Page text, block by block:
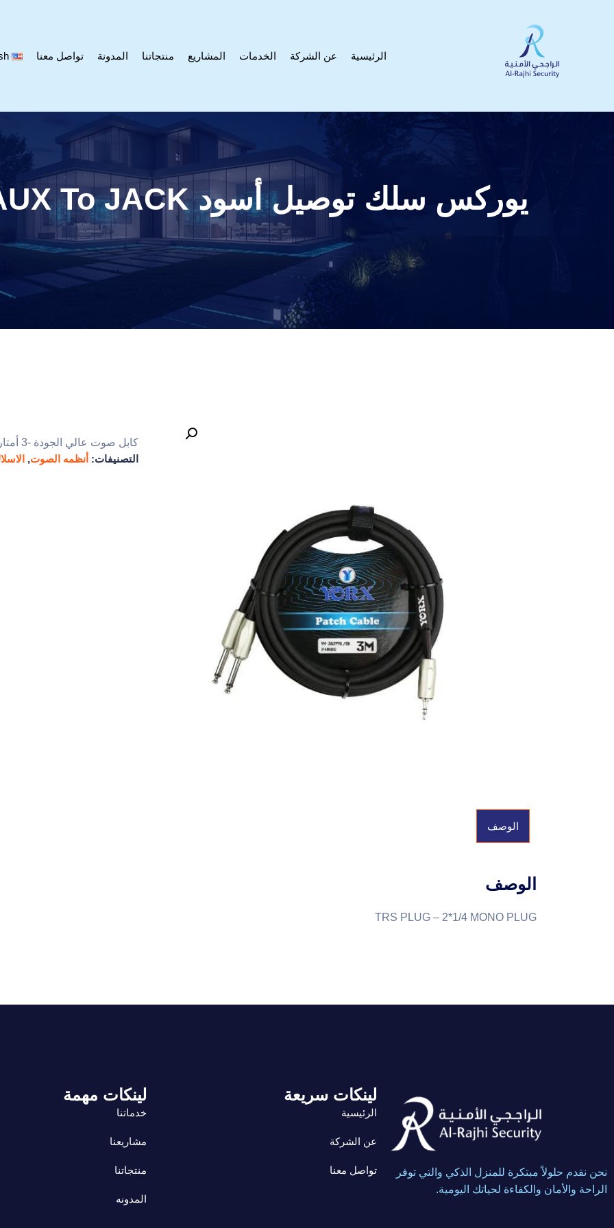
الرئيسية عن الشركة الخدمات المشاريع منتجاتنا المدونة تواصل معنا
يوركس سلك توصيل أسود YX-362PR-3M AUX To JACK
كابل صوت عالي الجودة -3 أمتار من AUX إلى 2 Mono Jacks
التصنيفات: أنظمه الصوت,
الوصف
الوصف
TRS PLUG – 2*1/4 MONO PLUG
نحن نقدم حلولاً مبتكرة للمنزل الذكي والتي توفر
الراحة والأمان والكفاءة لحياتك اليومية.
لينكات سريعة
الرئيسية
عن الشركة
تواصل معنا
لينكات مهمة
خدماتنا
مشاريعنا
منتجاتنا
المدونه